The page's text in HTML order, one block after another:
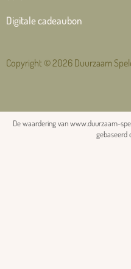
Digitale cadeaubon
Copyright © 2026 Duurzaam
De waardering van www.duurzaam-
gebaseerd